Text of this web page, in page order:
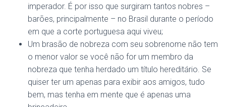
imperador. É por isso que surgiram tantos nobres –
barões, principalmente – no Brasil durante o período
em que a corte portuguesa aqui viveu;
Um brasão de nobreza com seu sobrenome não tem
o menor valor se você não for um membro da
nobreza que tenha herdado um título hereditário. Se
quiser ter um apenas para exibir aos amigos, tudo
bem, mas tenha em mente que é apenas uma